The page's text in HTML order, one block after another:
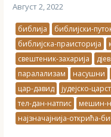
Август 2, 2022
библија библијски-
библијска-праисторија
свештеник-захарија
паралализам
насушни
цар-давид
јудејско-
тел-дан-натпис
мешин-
најзначајнија-открића-